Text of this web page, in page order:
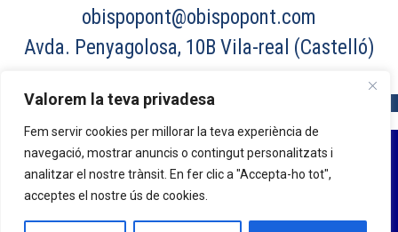
Valorem la teva privadesa
Fem servir cookies per millorar la teva experiència de
navegació, mostrar anuncis o contingut personalitzats i
analitzar el nostre trànsit. En fer clic a "Accepta-ho tot",
acceptes el nostre ús de cookies.
obispopont@obispopont.com
Avda. Penyagolosa, 10B Vila-real (Castelló)